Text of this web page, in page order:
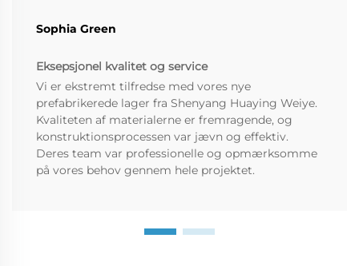
Sophia Green
Eksepsjonel kvalitet og service
Vi er ekstremt tilfredse med vores nye
prefabrikerede lager fra Shenyang Huaying Weiye.
Kvaliteten af materialerne er fremragende, og
konstruktionsprocessen var jævn og effektiv.
Deres team var professionelle og opmærksomme
på vores behov gennem hele projektet.